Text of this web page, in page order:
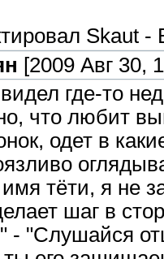
Skaut -
[2009 Авг 30,
где-то
что любит
одет в
имя тёти, я не
шаг в
- "Слушайся